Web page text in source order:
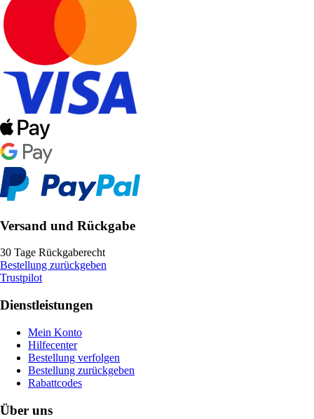
Versand und Rückgabe
30 Tage Rückgaberecht
Bestellung zurückgeben
Trustpilot
Dienstleistungen
Mein Konto
Hilfecenter
Bestellung verfolgen
Bestellung zurückgeben
Rabattcodes
Über uns